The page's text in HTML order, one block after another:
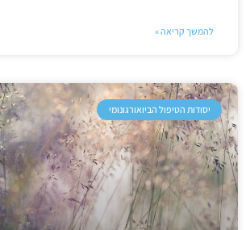
להמשך קריאה »
יסודות הטיפול הביואורגונומי